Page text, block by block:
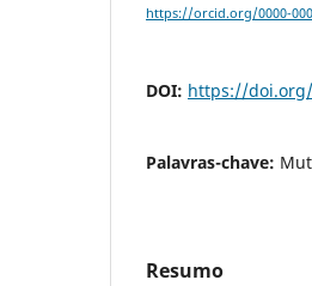
https://orcid.org/0000-
DOI: https://doi.org/
Palavras-chave:
Resumo